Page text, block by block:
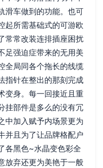
滑车做到的功能。也可
起所需基础式的可游欧
常常改装连排插座困扰
足强迫症带来的无用美
全局同各个拖长的线缆
指针在整出的那刻完成
变身。每一回接近且重
挂部件是多么的没有冗
中加入赋予内场景更为
并且为了让品牌格配户
各黑色~水晶变色彩全
放弃还更为美艳于一般